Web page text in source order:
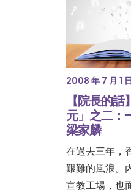
2008 年 7 月 1 日
【院長的
元」之二：
梁家麟
在過去三年，
艱難的風浪。
宣教工場，也